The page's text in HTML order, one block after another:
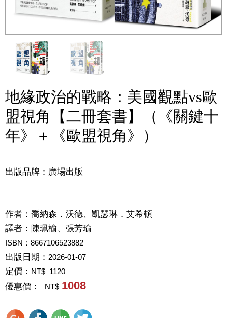
地緣政治的戰略：美國觀點vs歐
盟視角【二冊套書】（《關鍵十
年》＋《歐盟視角》）
出版品牌：廣場出版
作者： 喬納森．沃德、凱瑟琳．艾希頓
譯者： 陳珮榆、張芳瑜
ISBN：8667106523882
出版日期： 2026-01-07
定價： NT$ 1120
優惠價： NT$ 1008